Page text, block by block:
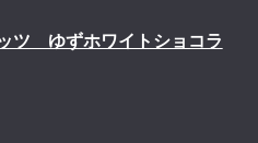
ツ ゆずホワイトショコラ